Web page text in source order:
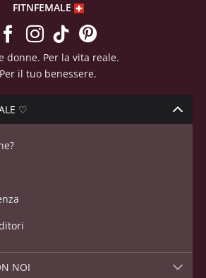
FITNFEMALE
donne. Per la vita reale.
Per il tuo benessere.
♡
NOI